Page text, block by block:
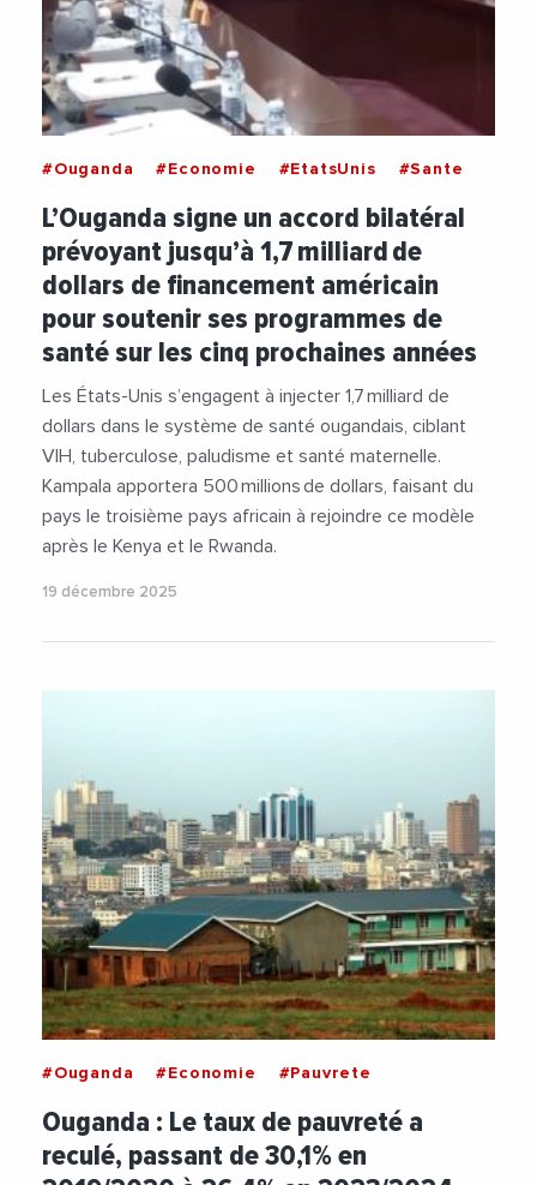
#Ouganda #Economie #EtatsUnis #Sante
L’Ouganda signe un accord bilatéral
prévoyant jusqu’à 1,7 milliard de
dollars de financement américain
pour soutenir ses programmes de
santé sur les cinq prochaines années
Les États-Unis s’engagent à injecter 1,7 milliard de
dollars dans le système de santé ougandais, ciblant
VIH, tuberculose, paludisme et santé maternelle.
Kampala apportera 500 millions de dollars, faisant du
pays le troisième pays africain à rejoindre ce modèle
après le Kenya et le Rwanda.
19 décembre 2025
#Ouganda #Economie #Pauvrete
Ouganda : Le taux de pauvreté a
reculé, passant de 30,1% en